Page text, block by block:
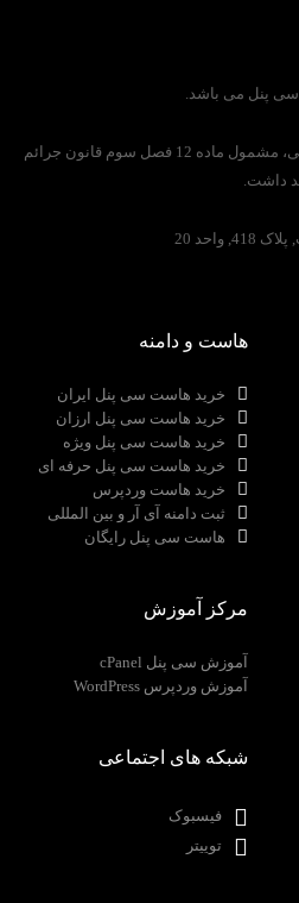
سی پنل می باشد.
هرگونه کپی برداری بدون مجوز کتبی، مشمول ماده 12 فصل سوم قانون جرائم
داشت.
واحد 20
هاست و دامنه
خرید هاست سی پنل ایران
خرید هاست سی پنل ارزان
خرید هاست سی پنل ویژه
خرید هاست سی پنل حرفه ای
خرید هاست وردپرس
ثبت دامنه آی آر و بین المللی
هاست سی پنل رایگان
مرکز آموزش
آموزش سی پنل cPanel
آموزش وردپرس WordPress
شبکه های اجتماعی
فیسبوک
توییتر